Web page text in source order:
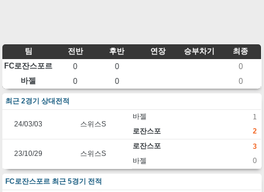
팀 전반 후반 연장 승부차기
최종
FC로잔스포르
0 0
0
바젤
0 0 0
최근 2경기 상대전적
24/03/03 스위스S
바젤
1
로잔스포
2
23/10/29 스위스S
로잔스포
3
바젤
0
FC로잔스포르 최근 5경기 전적